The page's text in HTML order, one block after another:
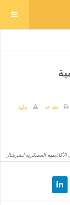
طباعة
تبليغ
العسكرية لشرشال